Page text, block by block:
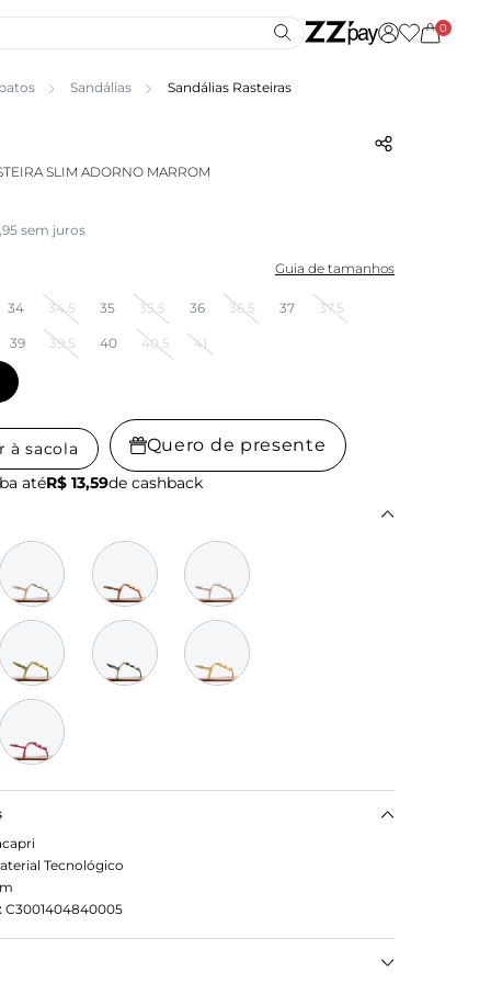
0
Sandálias Sandálias Rasteiras
SLIM ADORNO MARROM
sem juros
Guia de tamanhos
34 34.5 35 35.5 36 36.5 37 37.5
39 39.5 40 40.5 41
à sacola Quero de presente
atéR$ 13,59de cashback
Tecnológico
C3001404840005